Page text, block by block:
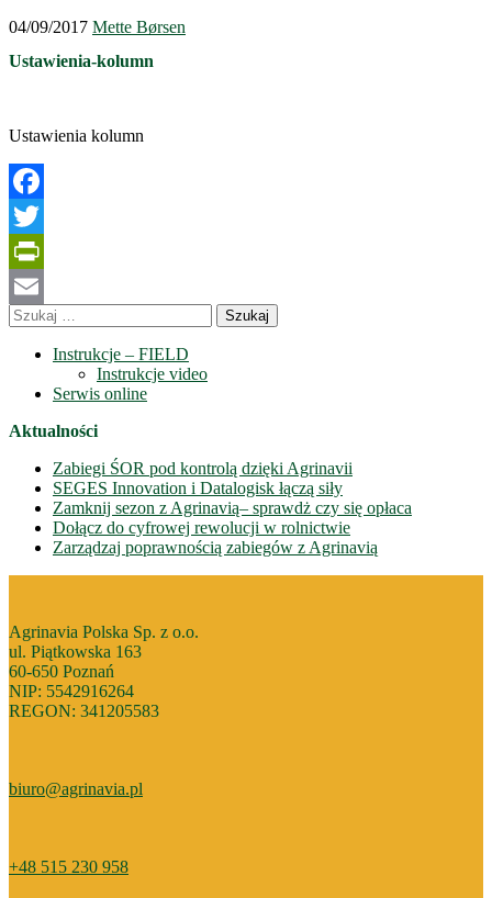
04/09/2017 Mette Børsen
Ustawienia-kolumn
Ustawienia kolumn
Facebook
Twitter
PrintFriendly
Email
Szukaj:
Instrukcje – FIELD
Instrukcje video
Serwis online
Aktualności
Zabiegi ŚOR pod kontrolą dzięki Agrinavii
SEGES Innovation i Datalogisk łączą siły
Zamknij sezon z Agrinavią– sprawdż czy się opłaca
Dołącz do cyfrowej rewolucji w rolnictwie
Zarządzaj poprawnością zabiegów z Agrinavią
Agrinavia Polska Sp. z o.o.
ul. Piątkowska 163
60-650 Poznań
NIP: 5542916264
REGON: 341205583
biuro@agrinavia.pl
+48 515 230 958